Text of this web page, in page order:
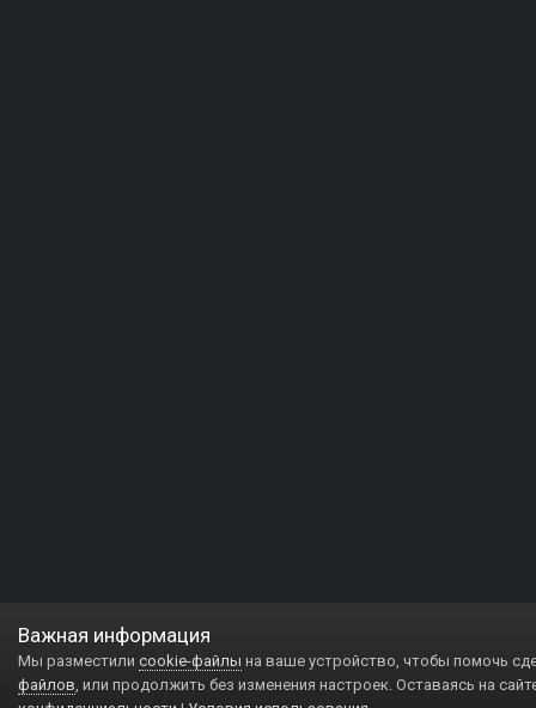
Важная информация
Мы разместили cookie-файлы на ваше устройство, чтобы помочь
файлов, или продолжить без изменения настроек. Оставаясь на